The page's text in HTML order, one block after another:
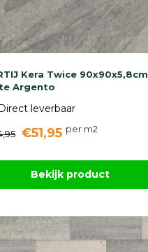
Kera Twice 90x90x5,8cm
Argento
leverbaar
€51,95 per m2
Bekijk product